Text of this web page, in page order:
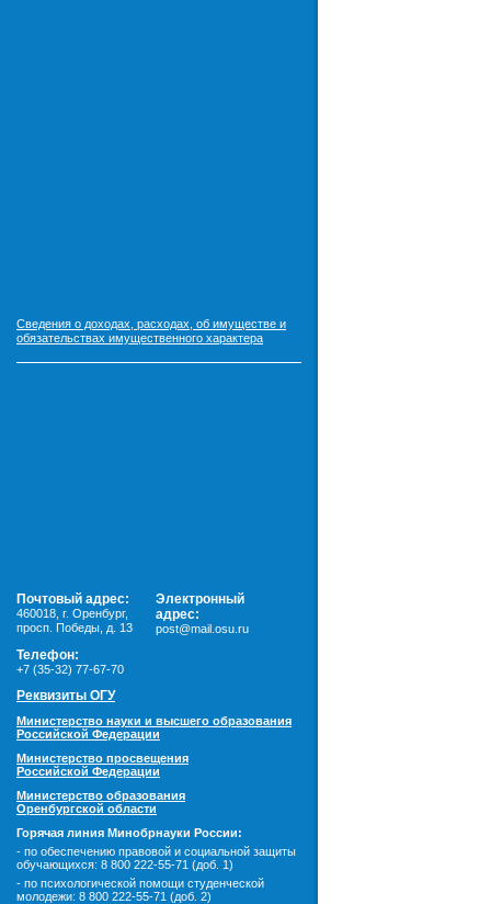
Сведения о доходах, расходах, об имуществе и
обязательствах имущественного характера
Почтовый адрес:
460018 г. Оренбург,
просп. Победы, д. 13
Электронный
адрес:
post@mail.osu.ru
Телефон:
+7 (35-32) 77-67-70
Реквизиты ОГУ
Министерство науки и высшего образования
Российской Федерации
Министерство просвещения
Российской Федерации
Министерство образования
Оренбургской области
Горячая линия Минобрнауки России:
- по обеспечению правовой и социальной защиты
обучающихся: 8 800 222-55-71 (доб. 1)
- по психологической помощи студенческой
молодежи: 8 800 222-55-71 (доб. 2)